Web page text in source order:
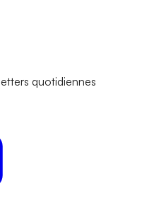
quotidiennes